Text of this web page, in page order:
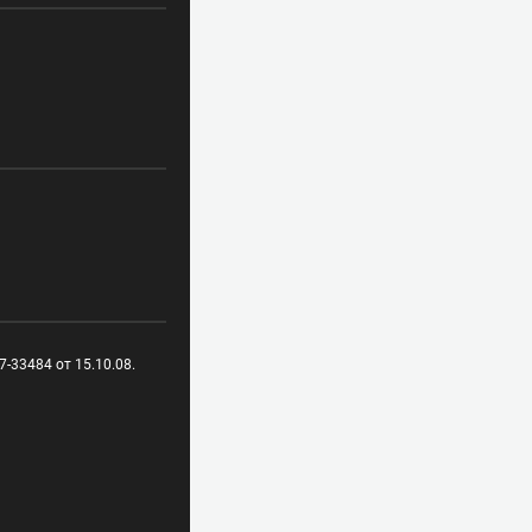
33484 от 15.10.08.